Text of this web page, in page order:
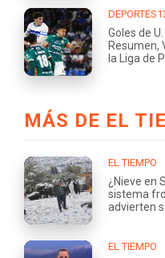
Goles de
Resumen,
la Liga de
MÁS DE EL
EL TIEMPO
¿Nieve en
sistema
advierten
EL TIEMPO